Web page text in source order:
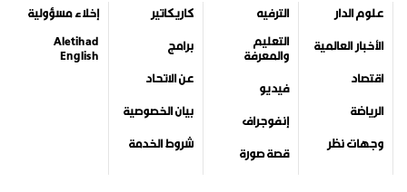
علوم الدار
الأخبار العالمية
اقتصاد
الرياضة
وجهات نظر
الترفيه
التعليم
والمعرفة
فيديو
إنفوجراف
قصة صورة
كاريكاتير
برامج
عن الاتحاد
بيان الخصوصية
شروط الخدمة
إخلاء مسؤولية
Aletihad
English